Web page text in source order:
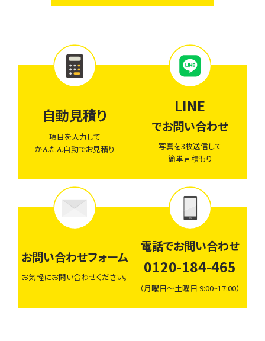
自動見積り
項目を入力して
かんたん自動でお見積り
LINE
でお問い合わせ
写真を3枚送信して
簡単見積もり
お問い合わせフォーム
お気軽にお問い合わせください。
電話でお問い合わせ
0120-184-465
（月曜日〜土曜日 9:00~17:00）